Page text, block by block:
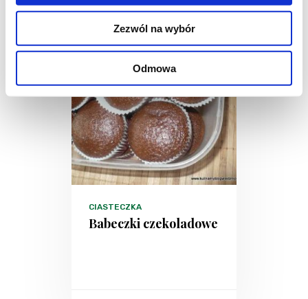
Zezwól na wybór
Odmowa
CIASTECZKA
Babeczki czekoladowe